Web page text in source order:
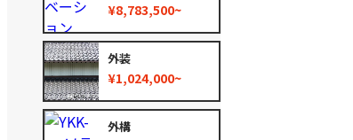
¥8,783,500~
外装
¥1,024,000~
外構